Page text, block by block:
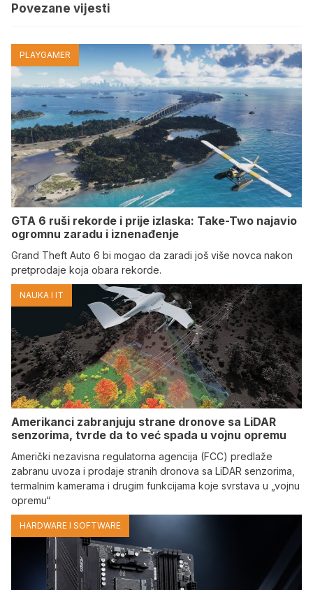
Povezane vijesti
PLAYGAMER
GTA 6 ruši rekorde i prije izlaska: Take-Two najavio
ogromnu zaradu i iznenađenje
Grand Theft Auto 6 bi mogao da zaradi još više novca nakon
pretprodaje koja obara rekorde.
NAUKA I IT
Amerikanci zabranjuju strane dronove sa LiDAR
senzorima, tvrde da to već spada u vojnu opremu
Američki nezavisna regulatorna agencija (FCC) predlaže
zabranu uvoza i prodaje stranih dronova sa LiDAR senzorima,
termalnim kamerama i drugim funkcijama koje svrstava u „vojnu
opremu“
HARDWARE I SOFTWARE